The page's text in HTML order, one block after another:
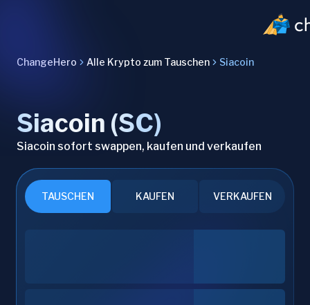
ChangeHero Alle Krypto zum Tauschen Siacoin
Siacoin (SC)
Siacoin sofort swappen, kaufen und verkaufen
TAUSCHEN KAUFEN VERKAUFEN